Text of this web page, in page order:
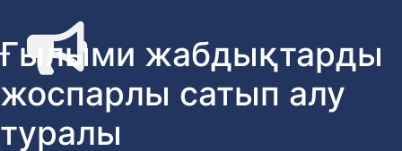
Ғылыми жабдықтарды
жоспарлы сатып алу
туралы